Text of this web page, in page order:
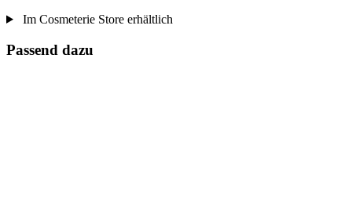
Im Cosmeterie Store erhältlich
Passend dazu